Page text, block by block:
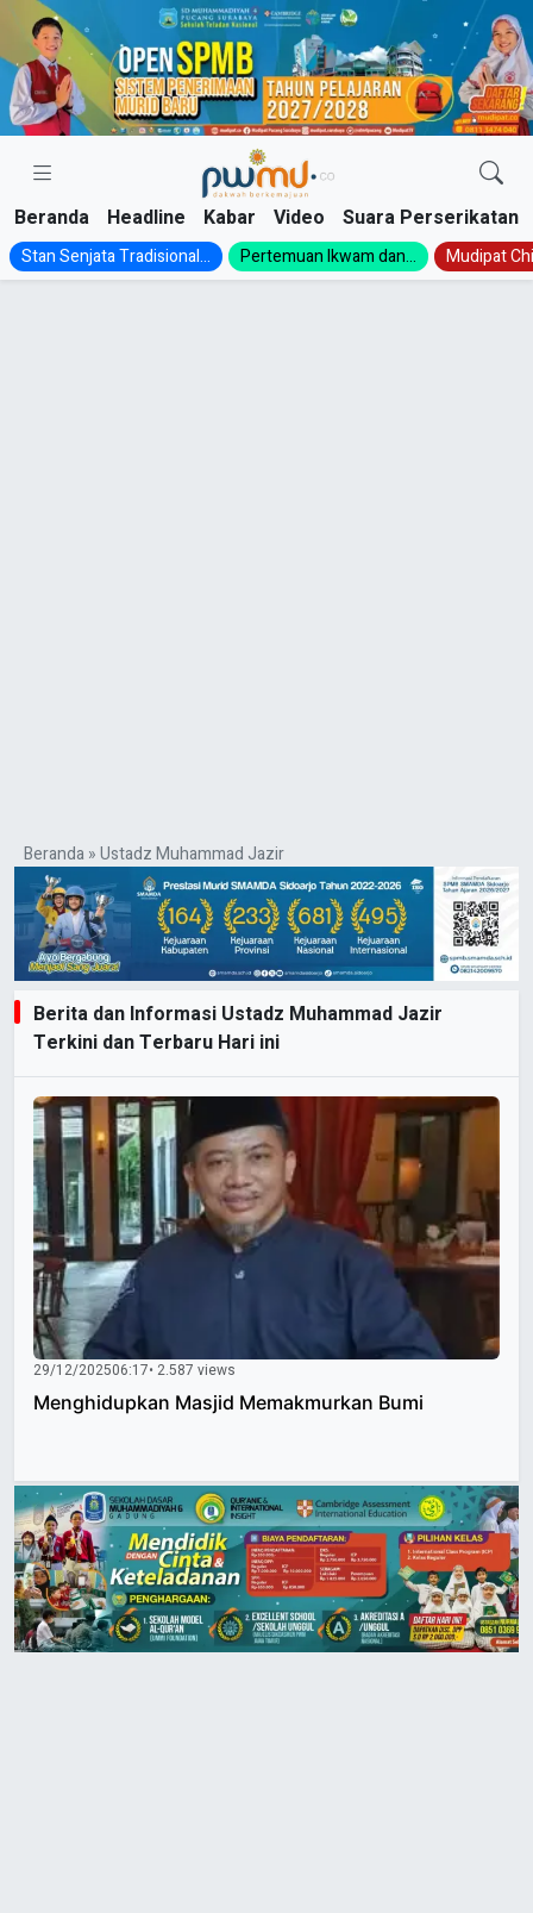
Skip
content
Beranda Headline Kabar Video Suara Perserikatan
Stan Senjata Tradisional... Pertemuan Ikwam dan... Mudipat
Beranda»Ustadz Muhammad Jazir
Berita dan Informasi Ustadz Muhammad Jazir
Terkini dan Terbaru Hari ini
29/12/202506:17• 2.587 views
Menghidupkan Masjid Memakmurkan Bumi